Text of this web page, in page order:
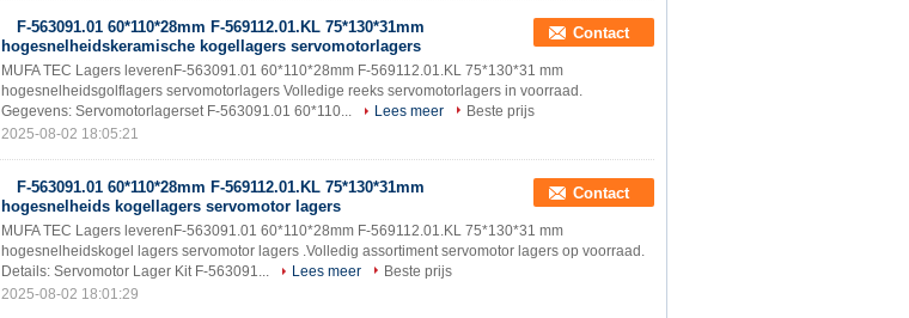
F-563091.01 60*110*28mm F-569112.01.KL 75*130*31mm
hogesnelheidskeramische kogellagers servomotorlagers
Contact
MUFA TEC Lagers leverenF-563091.01 60*110*28mm F-569112.01.KL 75*130*31 mm
hogesnelheidsgolflagers servomotorlagers Volledige reeks servomotorlagers in voorraad.
Gegevens: Servomotorlagerset F-563091.01 60*110...
Lees meer
Beste prijs
2025-08-02 18:05:21
F-563091.01 60*110*28mm F-569112.01.KL 75*130*31mm
hogesnelheids kogellagers servomotor lagers
Contact
MUFA TEC Lagers leverenF-563091.01 60*110*28mm F-569112.01.KL 75*130*31 mm
hogesnelheidskogel lagers servomotor lagers .Volledig assortiment servomotor lagers op voorraad.
Details: Servomotor Lager Kit F-563091...
Lees meer
Beste prijs
2025-08-02 18:01:29